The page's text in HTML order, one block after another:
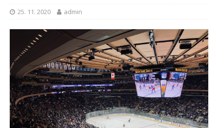
25. 11. 2020 admin